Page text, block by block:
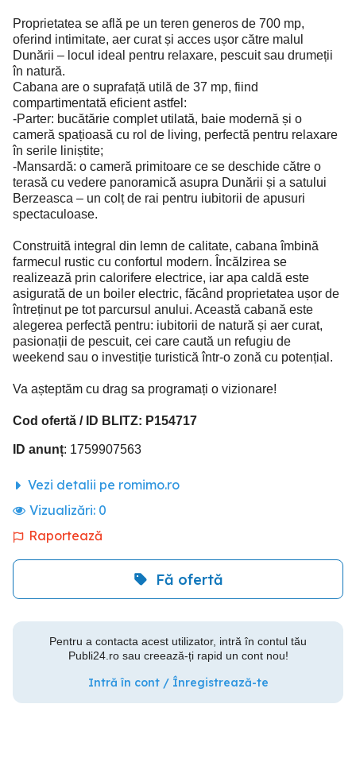
Proprietatea se află pe un teren generos de 700 mp,
oferind intimitate, aer curat și acces ușor către malul
Dunării – locul ideal pentru relaxare, pescuit sau drumeții
în natură.
Cabana are o suprafață utilă de 37 mp, fiind
compartimentată eficient astfel:
-Parter: bucătărie complet utilată, baie modernă și o
cameră spațioasă cu rol de living, perfectă pentru relaxare
în serile liniștite;
-Mansardă: o cameră primitoare ce se deschide către o
terasă cu vedere panoramică asupra Dunării și a satului
Berzeasca – un colț de rai pentru iubitorii de apusuri
spectaculoase.
Construită integral din lemn de calitate, cabana îmbină
farmecul rustic cu confortul modern. Încălzirea se
realizează prin calorifere electrice, iar apa caldă este
asigurată de un boiler electric, făcând proprietatea ușor de
întreținut pe tot parcursul anului. Această cabană este
alegerea perfectă pentru: iubitorii de natură și aer curat,
pasionații de pescuit, cei care caută un refugiu de
weekend sau o investiție turistică într-o zonă cu potențial.
Va așteptăm cu drag sa programați o vizionare!
Cod ofertă / ID BLITZ: P154717
ID anunț: 1759907563
Vezi detalii pe romimo.ro
Vizualizări: 0
Raportează
Fă ofertă
Pentru a contacta acest utilizator, intră în contul tău
Publi24.ro sau creează-ți rapid un cont nou!
Intră în cont / Înregistrează-te